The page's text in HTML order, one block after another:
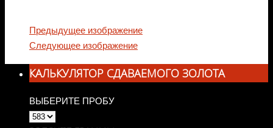
Предыдущее изображение
Следующее изображение
КАЛЬКУЛЯТОР СДАВАЕМОГО ЗОЛОТА
ВЫБЕРИТЕ ПРОБУ